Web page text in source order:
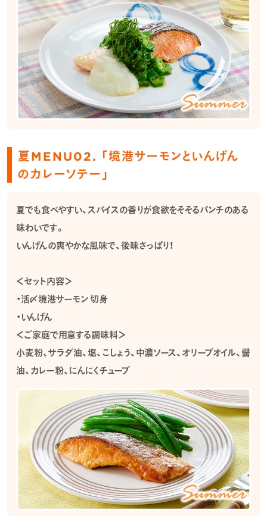
夏MENU02. 「境港サーモンといんげん
のカレーソテー」
夏でも食べやすい、スパイスの香りが食欲をそそるパンチのある
味わいです。
いんげんの爽やかな風味で、後味さっぱり！
＜セット内容＞
・活〆境港サーモン 切身
・いんげん
＜ご家庭で用意する調味料＞
小麦粉、サラダ油、塩、こしょう、中濃ソース、オリーブオイル、醤
油、カレー粉、にんにくチューブ